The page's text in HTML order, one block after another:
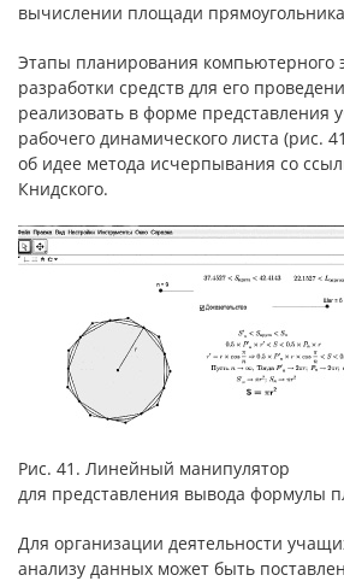
вычислении площади прямоугольника
Этапы планирования компьютерного
разработки средств для его
реализовать в форме представления
рабочего динамического листа (рис.
об идее метода исчерпывания со
Книдского.
Рис. 41. Линейный манипулятор
для представления вывода формулы
Для организации деятельности
анализу данных может быть